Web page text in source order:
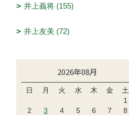
井上義将 (155)
井上友美 (72)
2026年08月
日 月 火 水 木 金
土
1
2
3 4 5 6 7
8